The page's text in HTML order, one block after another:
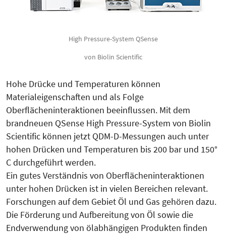
High Pressure-System QSense
von Biolin Scientific
Hohe Drücke und Temperaturen können
Materialeigenschaften und als Folge
Oberflächeninteraktionen beeinflussen. Mit dem
brandneuen QSense High Pressure-System von Biolin
Scientific können jetzt QDM-D-Messungen auch unter
hohen Drücken und Temperaturen bis 200 bar und 150°
C durchgeführt werden.
Ein gutes Verständnis von Oberflächeninteraktionen
unter hohen Drücken ist in vielen Bereichen relevant.
Forschungen auf dem Gebiet Öl und Gas gehören dazu.
Die Förderung und Aufbereitung von Öl sowie die
Endverwendung von ölabhängigen Produkten finden